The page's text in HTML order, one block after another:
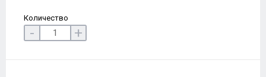
Количество
- +